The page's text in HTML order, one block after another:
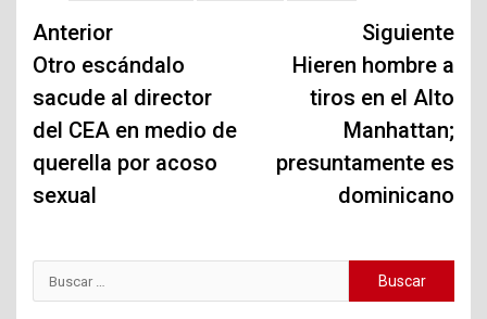
Navegación
de
entradas
Anterior
Otro escándalo
sacude al director
del CEA en medio de
querella por acoso
sexual
Siguiente
Hieren hombre a
tiros en el Alto
Manhattan;
presuntamente es
dominicano
Buscar: